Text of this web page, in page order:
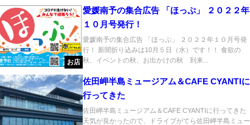
お店
愛媛南予の集合広告 「ほっぷ」 ２０２２年
１０月号発行！
愛媛南予の集合広告 「ほっぷ」 ２０２２年１０月号発
行！ 新聞折り込みは10月５日（水）です！！ 食欲の
秋、イベントの秋、お出かけの秋 到来...
佐田岬半島ミュージアム＆CAFE CYANTIに
行ってきた
佐田岬半島ミュージアム＆CAFE CYANTIに行ってきた
天気が良かったので、ドライブがてら佐田岬半島ミュー